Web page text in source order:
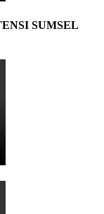
SUMSEL